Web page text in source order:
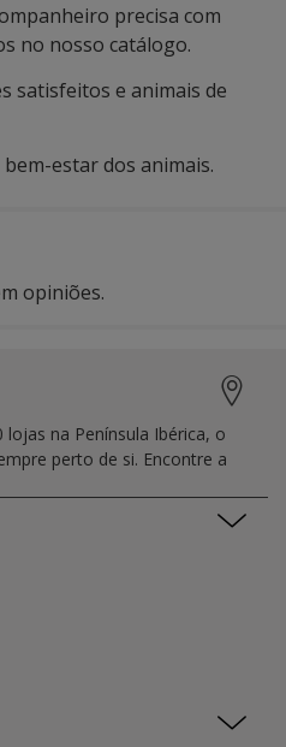
precisa com
no nosso catálogo.
satisfeitos e animais de
estar dos animais.
opiniões.
na Península Ibérica, o
perto de si. Encontre a